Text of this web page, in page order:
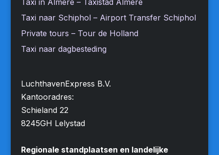
Taxi in Almere – Taxistad Almere
Taxi naar Schiphol – Airport Transfer Schiphol
Private tours – Tour de Holland
Taxi naar dagbesteding
LuchthavenExpress B.V.
Kantooradres:
Schieland 22
8245GH Lelystad
Regionale standplaatsen en landelijke